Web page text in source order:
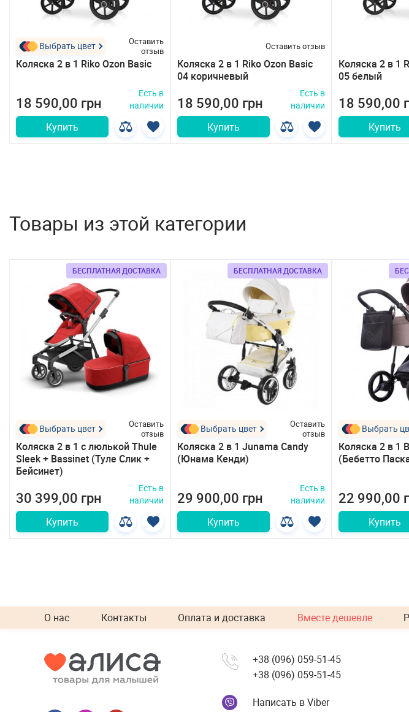
Выбрать цвет
Оставить
отзыв
Коляска 2 в 1 Riko Ozon Basic
18 590,00 грн
Есть в
наличии
Купить
Оставить отзыв
Коляска 2 в 1 Riko Ozon Basic
04 коричневый
18 590,00 грн
Есть в
наличии
Купить
Коляска 2 в 1
05 белый
18 590,00
Купить
Товары из этой категории
БЕСПЛАТНАЯ ДОСТАВКА
Выбрать цвет
Оставить
отзыв
Коляска 2 в 1 с люлькой Thule
Sleek + Bassinet (Туле Слик +
Бейсинет)
30 399,00 грн
Есть в
наличии
Купить
БЕСПЛАТНАЯ ДОСТАВКА
Выбрать цвет
Оставить
отзыв
Коляска 2 в 1 Junama Candy
(Юнама Кенди)
29 900,00 грн
Есть в
наличии
Купить
Выбрать
Коляска 2 в 1
(Бебетто
22 990,00
Купить
О нас Контакты Оплата и доставка Вместе дешевле
+38 (096) 059-51-45
+38 (096) 059-51-45
Написать в Viber